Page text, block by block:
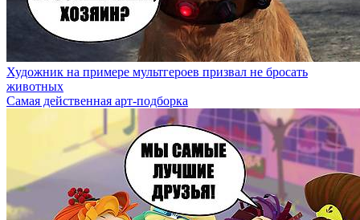
Художник на примере мультгероев призвал не бросать
животных
Самая действенная арт-подборка